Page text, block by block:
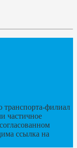
транспорта-филиал
частичное
ссылка на